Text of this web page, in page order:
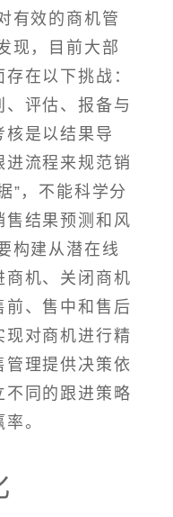
有效的商机管
现，目前大部
在以下挑战：
评估、报备与
核是以结果导
进流程来规范销
”，不能科学分
售结果预测和风
构建从潜在线
商机、关闭商机
前、售中和售后
现对商机进行精
管理提供决策依
不同的跟进策略
。